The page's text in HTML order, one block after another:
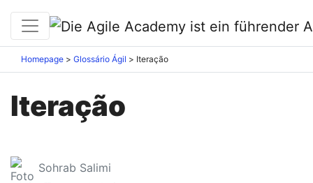
Homepage Glossário Ágil Iteração
Iteração
Sohrab Salimi